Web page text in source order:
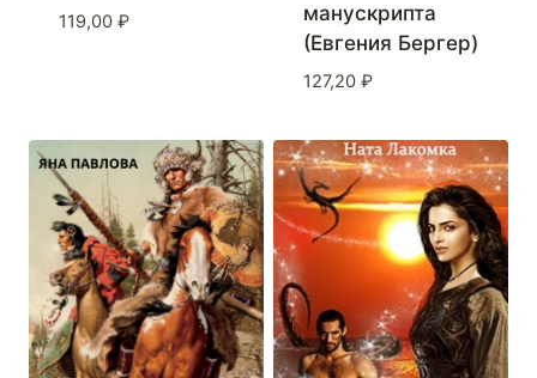
119,00 ₽
манускрипта
(Евгения Бергер)
127,20 ₽